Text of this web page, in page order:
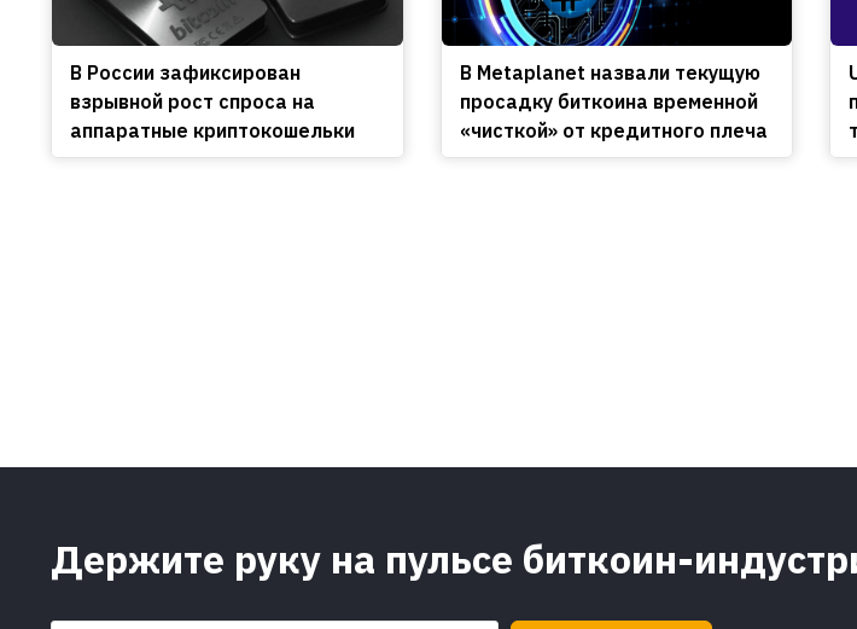
В России зафиксирован
взрывной рост спроса на
аппаратные криптокошельки
В Metaplanet назвали текущую
просадку биткоина временной
«чисткой» от кредитного плеча
Держите руку на пульсе биткоин-